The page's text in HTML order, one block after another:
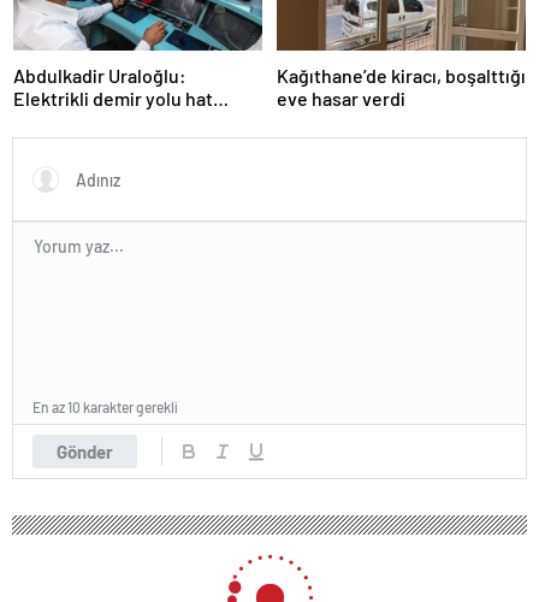
Abdulkadir Uraloğlu:
Elektrikli demir yolu hat
kilometreye yükselttik
Kağıthane’de kiracı, boşalttığı
eve hasar verdi
Gönder
En az 10 karakter gerekli